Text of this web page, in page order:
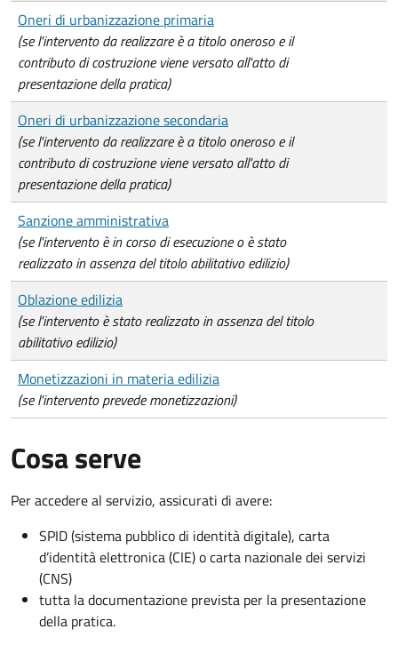
Oneri di urbanizzazione primaria
(se l'intervento da realizzare è a titolo oneroso e il
contributo di costruzione viene versato all'atto di
presentazione della pratica)
Oneri di urbanizzazione secondaria
(se l'intervento da realizzare è a titolo oneroso e il
contributo di costruzione viene versato all'atto di
presentazione della pratica)
Sanzione amministrativa
(se l'intervento è in corso di esecuzione o è stato
realizzato in assenza del titolo abilitativo edilizio)
Oblazione edilizia
(se l'intervento è stato realizzato in assenza del titolo
abilitativo edilizio)
Monetizzazioni in materia edilizia
(se l'intervento prevede monetizzazioni)
Cosa serve
Per accedere al servizio, assicurati di avere:
SPID (sistema pubblico di identità digitale), carta
d’identità elettronica (CIE) o carta nazionale dei servizi
(CNS)
tutta la documentazione prevista per la presentazione
della pratica.